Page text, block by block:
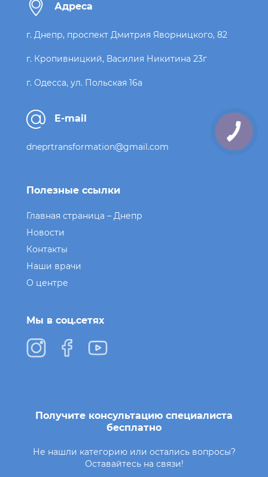
Адреса
г. Днепр, проспект Дмитрия Яворницкого, 82
г. Кропивницкий, Василия Никитина 23г
г. Одесса, ул. Польская 16а
E-mail
dneprtransformation@gmail.com
Полезные ссылки
Главная страница – Днепр
Новости
Контакты
Наши врачи
О центре
Мы в соц.сетях
Получите консультацию специалиста
бесплатно
Не нашли категорию или остались вопросы?
Оставайтесь на связи!